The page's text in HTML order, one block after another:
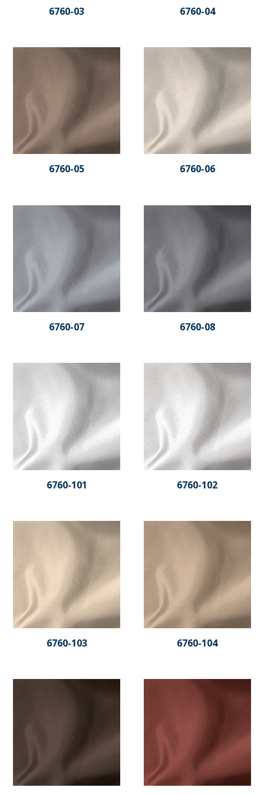
6760-03 6760-04
6760-05 6760-06
6760-07 6760-08
6760-101 6760-102
6760-103 6760-104